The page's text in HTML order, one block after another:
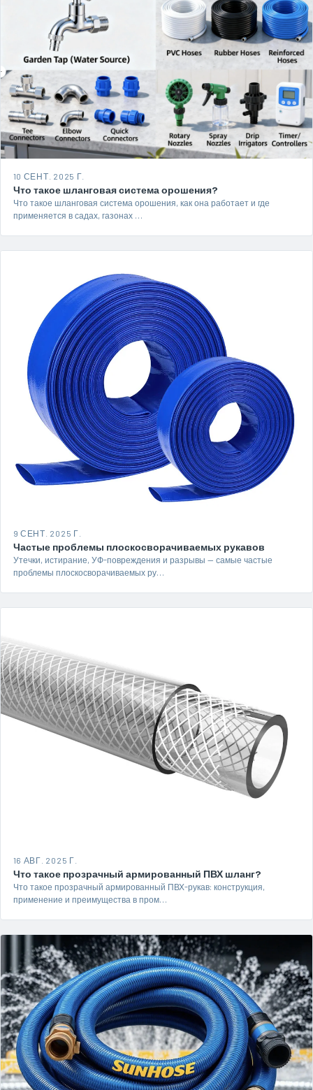
10 СЕНТ. 2025 Г.
Что такое шланговая система орошения?
Что такое шланговая система орошения, как она работает и где
применяется в садах, газонах …
9 СЕНТ. 2025 Г.
Частые проблемы плоскосворачиваемых рукавов
Утечки, истирание, УФ-повреждения и разрывы — самые частые
проблемы плоскосворачиваемых ру…
16 АВГ. 2025 Г.
Что такое прозрачный армированный ПВХ шланг?
Что такое прозрачный армированный ПВХ-рукав: конструкция,
применение и преимущества в пром…